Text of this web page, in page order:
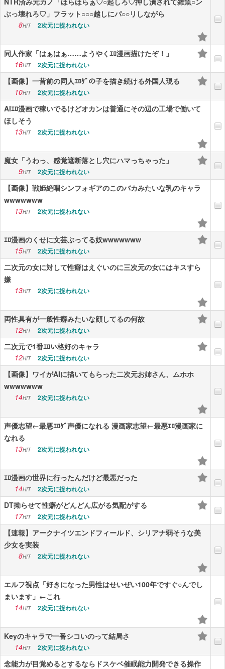
ぶっ壊れろ♡」フラット○○○越しにパ○○リしながら
8HIT 2次元に捉われない
同人作家「はぁはぁ……ようやくｴﾛ漫画描けたぞ！」
16HIT 2次元に捉われない
【画像】一昔前の同人ｴﾛｹﾞの子を描き続ける外国人現る
10HIT 2次元に捉われない
AIｴﾛ漫画で稼いでるけどオカンは普通にその辺の工場で働いて
ほしそう
13HIT 2次元に捉われない
魔女「うわっ、感覚遮断落とし穴にハマっちゃった」
9HIT 2次元に捉われない
【画像】戦姫絶唱シンフォギアのこのバカみたいな乳のキャラ
wwwwwww
13HIT 2次元に捉われない
ｴﾛ漫画のくせに文芸ぶってる奴wwwwwww
15HIT 2次元に捉われない
二次元の女に対して性癖はえぐいのに三次元の女にはキスすら
嫌
13HIT 2次元に捉われない
両性具有が一般性癖みたいな顔してるの何故
12HIT 2次元に捉われない
二次元で1番ｴﾛい格好のキャラ
12HIT 2次元に捉われない
【画像】ワイがAIに描いてもらった二次元お姉さん、ムホホ
wwwwwww
14HIT 2次元に捉われない
声優志望←最悪ｴﾛｹﾞ声優になれる 漫画家志望←最悪ｴﾛ漫画家に
なれる
13HIT 2次元に捉われない
ｴﾛ漫画の世界に行ったんだけど最悪だった
14HIT 2次元に捉われない
DT拗らせて性癖がどんどん広がる気配がする
17HIT 2次元に捉われない
【速報】アークナイツエンドフィールド、シリアナ弱そうな美
少女を実装
8HIT 2次元に捉われない
エルフ視点「好きになった男性はせいぜい100年ですぐ○んでし
まいます」←これ
14HIT 2次元に捉われない
Keyのキャラで一番シコいのって結局さ
14HIT 2次元に捉われない
念能力が目覚めるとするならドスケベ催眠能力開発できる操作